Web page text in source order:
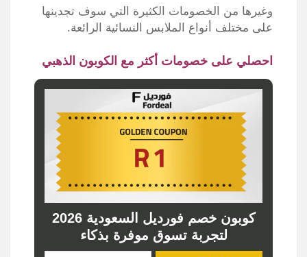
وغيرها من الخصومات الكثيرة التي سوف تجدينها
على مختلف أنواع الملابس النسائية الرائعة.
احصلي على خصومات أكثر مع الكوبون الذهبي
كوبون خصم فورديل السعودية 2026
لتجربة تسوق موفرة بذكاء